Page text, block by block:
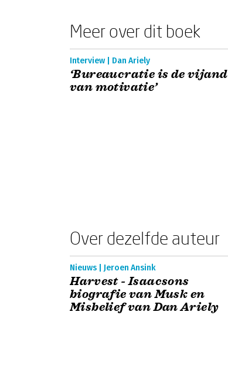
Meer over dit boek
Interview | Dan Ariely
‘Bureaucratie is de vijand
van motivatie’
Over dezelfde auteur
Nieuws | Jeroen Ansink
Harvest - Isaacsons
biografie van Musk en
Misbelief van Dan Ariely